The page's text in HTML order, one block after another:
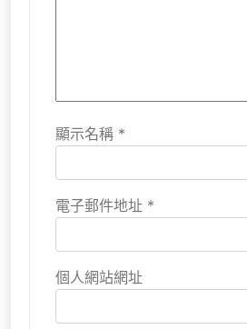
顯示名稱 *
電子郵件地址 *
個人網站網址